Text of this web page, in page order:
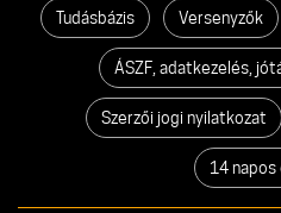
Tudásbázis Versenyzők
ÁSZF, adatkezelés,
Szerzői jogi nyilatkozat
14 napos